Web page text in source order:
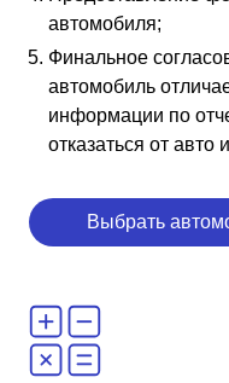
автомобиля;
Финальное
автомобиль
информации по
отказаться от авто
Выбрать